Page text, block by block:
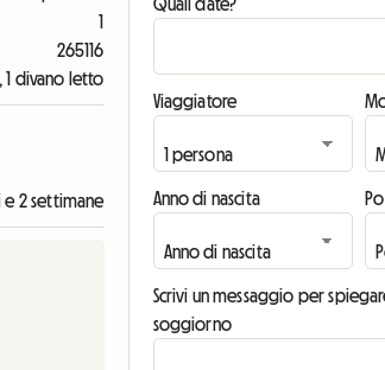
1
265116
divano letto
e 2 settimane
Viaggiatore
Anno di nascita
Scrivi un messaggio per
soggiorno